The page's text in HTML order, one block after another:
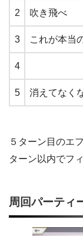
2 吹き飛べ
3 これが本当
4
5 消えてなく
５ターン目のエ
ターン以内でフ
周回パーティ